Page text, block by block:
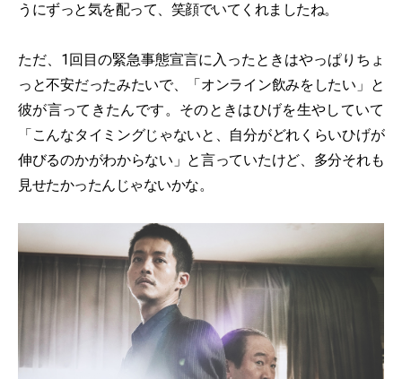
うにずっと気を配って、笑顔でいてくれましたね。
ただ、1回目の緊急事態宣言に入ったときはやっぱりちょ
っと不安だったみたいで、「オンライン飲みをしたい」と
彼が言ってきたんです。そのときはひげを生やしていて
「こんなタイミングじゃないと、自分がどれくらいひげが
伸びるのかがわからない」と言っていたけど、多分それも
見せたかったんじゃないかな。